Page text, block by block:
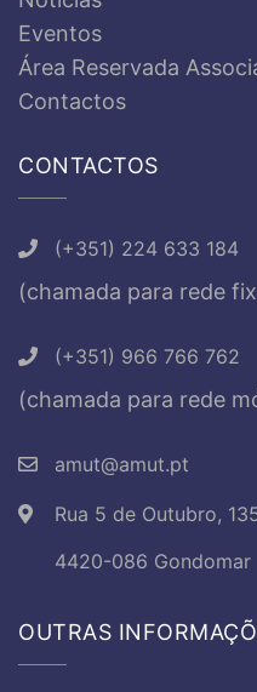
Eventos
Área Reservada
Contactos
CONTACTOS
(+351) 224 633 184
(chamada para rede
(+351) 966 766 762
(chamada para rede
amut@amut.pt
Rua 5 de Outubro,
4420-086 Gondomar
OUTRAS